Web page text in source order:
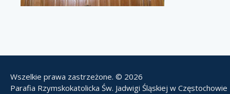
Wszelkie prawa zastrzeżone. © 2026
Parafia Rzymskokatolicka Św. Jadwigi Śląskiej w Częstochowie